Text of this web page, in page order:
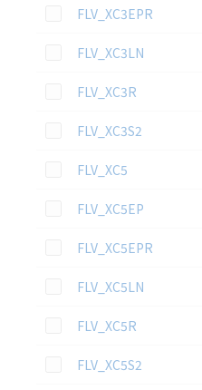
この資料を選択
FLV_XC3EPR
この資料を選択
FLV_XC3LN
この資料を選択
FLV_XC3R
この資料を選択
FLV_XC3S2
この資料を選択
FLV_XC5
この資料を選択
FLV_XC5EP
この資料を選択
FLV_XC5EPR
この資料を選択
FLV_XC5LN
この資料を選択
FLV_XC5R
この資料を選択
FLV_XC5S2
0 選択したフ
選択可能容量：